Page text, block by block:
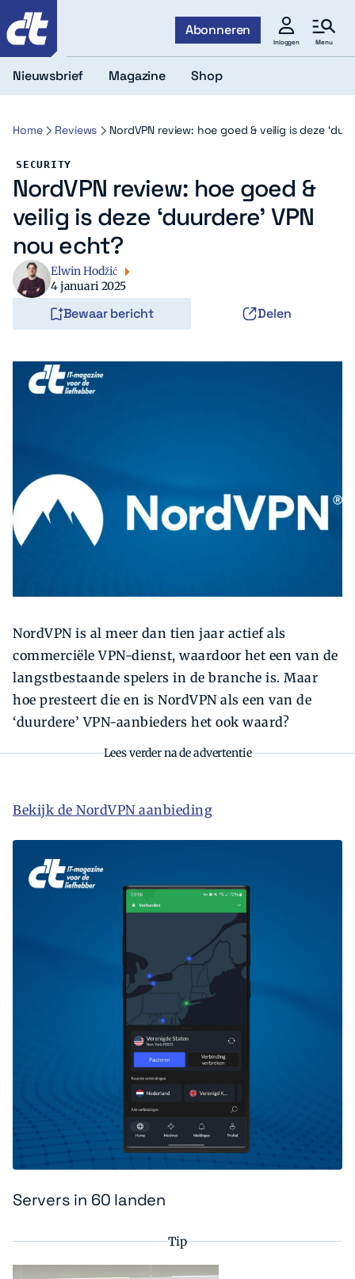
Abonneren
Inloggen Menu
Zoeken Zoek
Nieuwsbrief Magazine Shop
Home Reviews NordVPN review: hoe goed & veilig is deze
SECURITY
NordVPN review: hoe goed &
veilig is deze ‘duurdere’ VPN
nou echt?
Elwin Hodžić
4 januari 2025
Bewaar bericht Delen
NordVPN is al meer dan tien jaar actief als
commerciële VPN-dienst, waardoor het een van de
langstbestaande spelers in de branche is. Maar
hoe presteert die en is NordVPN als een van de
‘duurdere’ VPN-aanbieders het ook waard?
Lees verder na de advertentie
Bekijk de NordVPN aanbieding
Servers in 60 landen
Tip